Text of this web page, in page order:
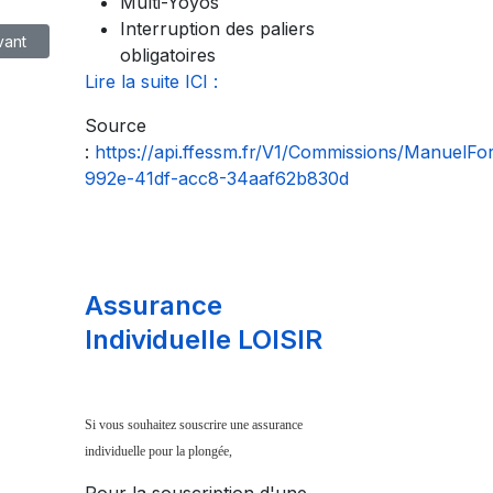
suivant : Les Piscines
Interruption des paliers
obligatoires
Lire la suite ICI :
Source
: https://api.ffessm.fr/V1/Commissions/
992e-41df-acc8-34aaf62b830d
Assurance
Individuelle LOISIR
Si vous souhaitez souscrire une assurance
individuelle pour la plongée,